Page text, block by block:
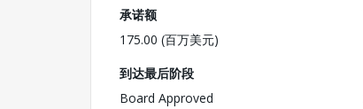
承诺额
175.00 (百万美元)
到达最后阶段
Board Approved